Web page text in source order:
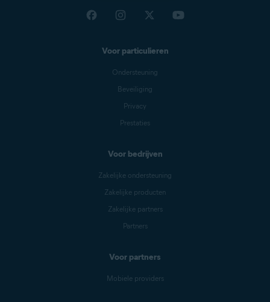
Voor particulieren
Ondersteuning
Beveiliging
Privacy
Prestaties
Voor bedrijven
Zakelijke ondersteuning
Zakelijke producten
Zakelijke partners
Partners
Voor partners
Mobiele providers